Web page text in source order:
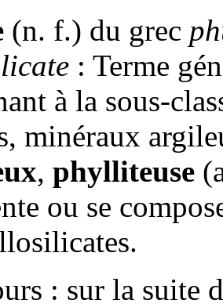
(n. f.) du grec
: Terme
à la sous-
, minéraux
, phylliteuse
ou se
: sur la suite